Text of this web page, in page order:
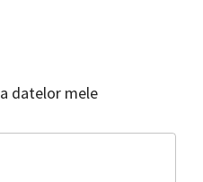
datelor mele